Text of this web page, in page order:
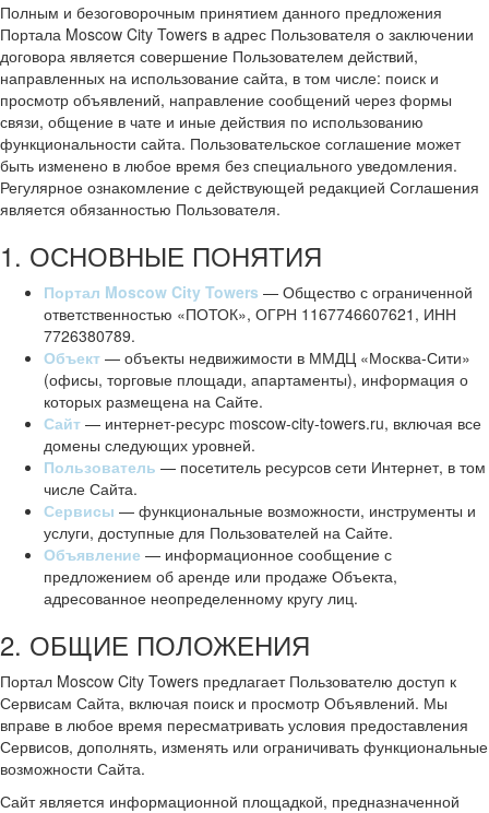
Полным и безоговорочным принятием данного предложения
Портала Moscow City Towers в адрес Пользователя о заключении
договора является совершение Пользователем действий,
направленных на использование сайта, в том числе: поиск и
просмотр объявлений, направление сообщений через формы
связи, общение в чате и иные действия по использованию
функциональности сайта. Пользовательское соглашение может
быть изменено в любое время без специального уведомления.
Регулярное ознакомление с действующей редакцией Соглашения
является обязанностью Пользователя.
1. ОСНОВНЫЕ ПОНЯТИЯ
Портал Moscow City Towers — Общество с ограниченной
ответственностью «ПОТОК», ОГРН 1167746607621, ИНН
7726380789.
Объект — объекты недвижимости в ММДЦ «Москва-Сити»
(офисы, торговые площади, апартаменты), информация о
которых размещена на Сайте.
Сайт — интернет-ресурс moscow-city-towers.ru, включая все
домены следующих уровней.
Пользователь — посетитель ресурсов сети Интернет, в том
числе Сайта.
Сервисы — функциональные возможности, инструменты и
услуги, доступные для Пользователей на Сайте.
Объявление — информационное сообщение с
предложением об аренде или продаже Объекта,
адресованное неопределенному кругу лиц.
2. ОБЩИЕ ПОЛОЖЕНИЯ
Портал Moscow City Towers предлагает Пользователю доступ к
Сервисам Сайта, включая поиск и просмотр Объявлений. Мы
вправе в любое время пересматривать условия предоставления
Сервисов, дополнять, изменять или ограничивать функциональные
возможности Сайта.
Сайт является информационной площадкой, предназначенной